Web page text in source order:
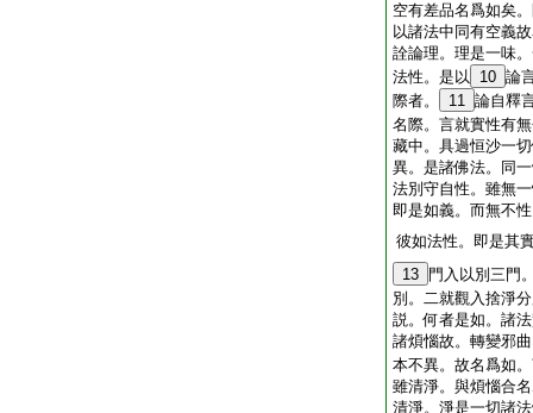
空有差品名爲如矣
以諸法中同有空義
詮論理。理是一味
法性。是以
10 論
際者。
11 論自釋
名際。言就實性有
藏中。具過恒沙一
異。是諸佛法。同
法別守自性。雖無
即是如義。而無不
彼如法性。即是其
13
門入以別三門
別。二就觀入捨淨
説。何者是如。諸
諸煩惱故。轉變邪
本不異。故名爲如
雖清淨。與煩惱合
清淨。淨是一切諸